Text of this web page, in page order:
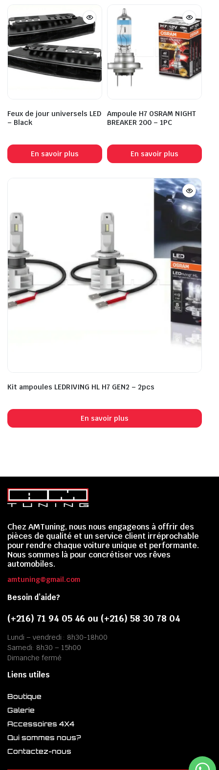
Feux de jour universels LED
– Black
En savoir plus
Ampoule H7 OSRAM NIGHT
BREAKER 200 – 1PC
En savoir plus
Kit ampoules LEDRIVING HL H7 GEN2 – 2pcs
En savoir plus
Chez AMTuning, nous nous engageons à offrir des
pièces de qualité et un service client irréprochable
pour rendre chaque voiture unique et performante.
Nous sommes là pour concrétiser vos rêves
automobiles.
amtuning@gmail.com
Besoin d’aide?
(+216) 71 94 05 46 ou (+216) 58 30 78 04
Lundi – vendredi : 8h30-18h00
Samedi: 8h30 – 15h00
Dimanche fermé
Liens utiles
Boutique
Galerie
Accessoires 4X4
Qui sommes nous?
Contactez-nous